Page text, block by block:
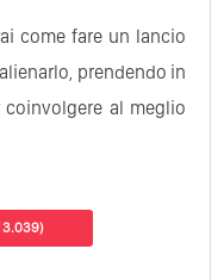
come fare un lancio
prendendo in
al meglio
3.039)